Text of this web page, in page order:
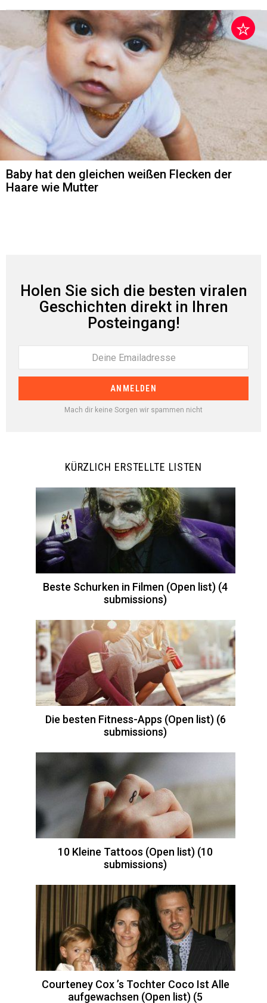
Baby hat den gleichen weißen Flecken der
Haare wie Mutter
Holen Sie sich die besten viralen
Geschichten direkt in Ihren
Posteingang!
Mach dir keine Sorgen wir spammen nicht
KÜRZLICH ERSTELLTE LISTEN
Beste Schurken in Filmen (Open list) (4
submissions)
Die besten Fitness-Apps (Open list) (6
submissions)
10 Kleine Tattoos (Open list) (10
submissions)
Courteney Cox ’s Tochter Coco Ist Alle
aufgewachsen (Open list) (5